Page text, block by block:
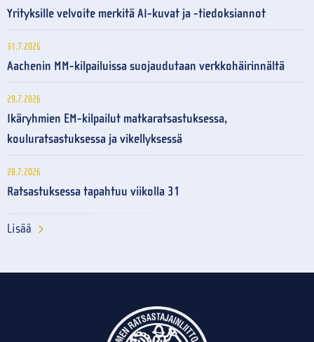
Yrityksille velvoite merkitä AI-kuvat ja -tiedoksiannot
31.7.2026
Aachenin MM-kilpailuissa suojaudutaan verkkohäirinnältä
29.7.2026
Ikäryhmien EM-kilpailut matkaratsastuksessa,
kouluratsastuksessa ja vikellyksessä
28.7.2026
Ratsastuksessa tapahtuu viikolla 31
Lisää